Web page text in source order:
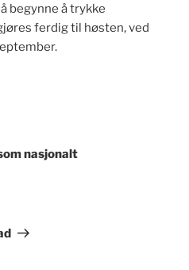
begynne å trykke
ferdig til høsten, ved
nasjonalt